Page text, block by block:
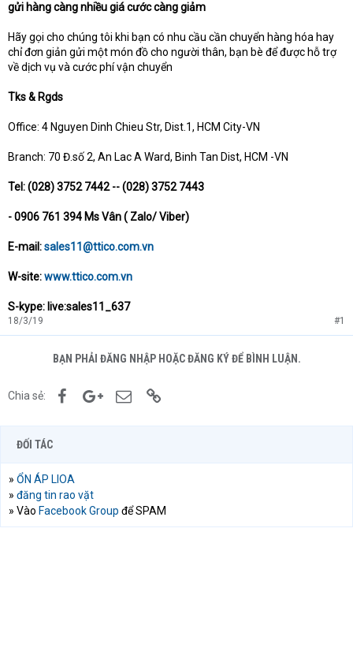
gửi hàng càng nhiều giá cước càng giảm
Hãy gọi cho chúng tôi khi bạn có nhu cầu cần chuyển hàng hóa hay
chỉ đơn giản gửi một món đồ cho người thân, bạn bè để được hỗ trợ
về dịch vụ và cước phí vận chuyển
Tks & Rgds
Office: 4 Nguyen Dinh Chieu Str, Dist.1, HCM City-VN
Branch: 70 Đ.số 2, An Lac A Ward, Binh Tan Dist, HCM -VN
Tel: (028) 3752 7442 -- (028) 3752 7443
- 0906 761 394 Ms Vân ( Zalo/ Viber)
E-mail:sales11@ttico.com.vn
W-site:www.ttico.com.vn
S-kype: live:sales11_637
18/3/19 #1
BẠN PHẢI ĐĂNG NHẬP HOẶC ĐĂNG KÝ ĐỂ BÌNH LUẬN.
Chia sẻ: FacebookGoogle+Email
ĐỐI TÁC
» ỔN ÁP LIOA
» đăng tin rao vặt
» Vào Facebook Group để SPAM